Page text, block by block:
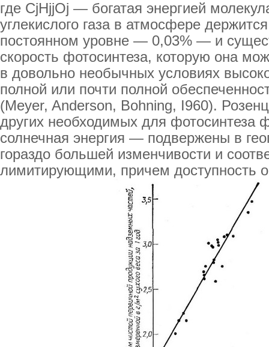
где CjHjjOj — богатая энергией
углекислого газа в атмосфере
постоянном уровне — 0,03% — и
скорость фотосинтеза, которую она
в довольно необычных условиях
полной или почти полной
(Meyer, Anderson, Bohning, I960).
других необходимых для фотосинтеза
солнечная энергия — подвержены в
гораздо большей изменчивости и
лимитирующими, причем доступность